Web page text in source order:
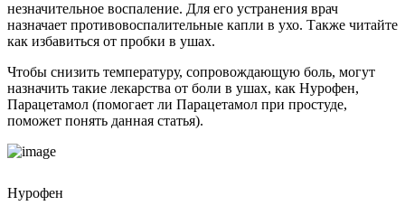
незначительное воспаление. Для его устранения врач
назначает противовоспалительные капли в ухо. Также читайте
как избавиться от пробки в ушах.
Чтобы снизить температуру, сопровождающую боль, могут
назначить такие лекарства от боли в ушах, как Нурофен,
Парацетамол (помогает ли Парацетамол при простуде,
поможет понять данная статья).
Нурофен